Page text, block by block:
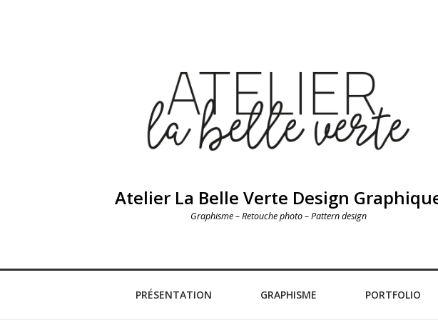
Atelier La Belle Verte Design
Graphisme – Retouche photo – Pattern design
PRÉSENTATION GRAPHISME PORTFOLIO